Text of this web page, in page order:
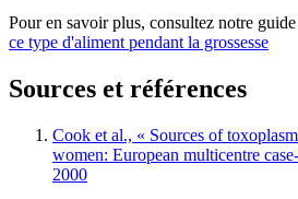
Pour en savoir plus, consultez notre
ce type d'aliment pendant la grossesse
Sources et références
Cook et al., « Sources of
women: European multicentre
2000